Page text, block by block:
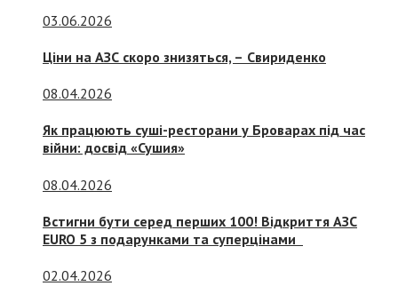
03.06.2026
Ціни на АЗС скоро знизяться, – Свириденко
08.04.2026
Як працюють суші-ресторани у Броварах під час
війни: досвід «Сушия»
08.04.2026
Встигни бути серед перших 100! Відкриття АЗС
EURO 5 з подарунками та суперцінами
02.04.2026